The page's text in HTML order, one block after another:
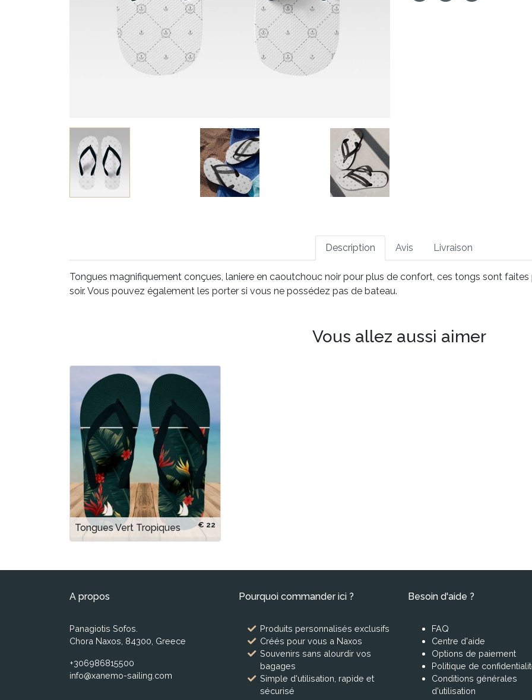
Description Avis Livraison
Tongues magnifiquement conçues, laniere en caoutchouc noir pour plus de confort, ces tongs sont
soir. Vous pouvez également les porter si vous ne possédez pas de bateau.
Vous allez aussi aimer
Tongues Vert Tropiques € 22
A propos
Panagiotis Sofos.
Chora Naxos, 84300, Greece
+306986815500
info@xanemo-sailing.com
Pourquoi commander ici ?
Produits personnalisés exclusifs
Créés pour vous a Naxos
Souvenirs sans alourdir vos
bagages
Simple d'utilisation, rapide et
sécurisé
Besoin d'aide ?
FAQ
Centre d'aide
Options de paiement
Politique de
Conditions générales
d'utilisation